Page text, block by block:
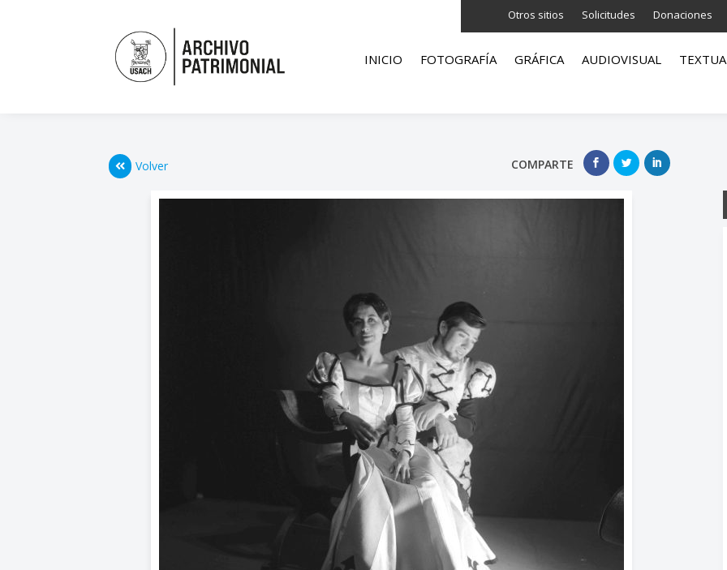
Otros sitios Solicitudes Donaciones
INICIO FOTOGRAFÍA GRÁFICA AUDIOVISUAL
Volver COMPARTE